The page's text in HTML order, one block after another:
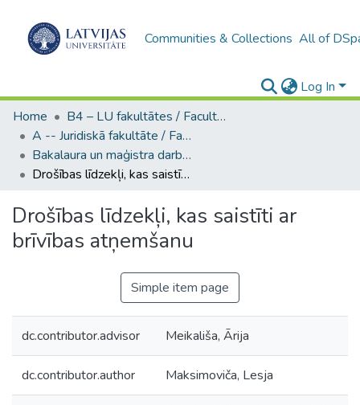
Communities & Collections All of
Log In
Home
B4 – LU fakultātes / Faculties of the UL
A -- Juridiskā fakultāte / Faculty of Law
Bakalaura un maģistra darbi (JF) / Bachelor's and Master's theses
Drošības līdzekļi, kas saistīti ar brīvības atņemšanu
Drošības līdzekļi, kas saistīti ar
brīvības atņemšanu
Simple item page
dc.contributor.advisor Meikališa, Ārija
dc.contributor.author Maksimoviča, Lesja